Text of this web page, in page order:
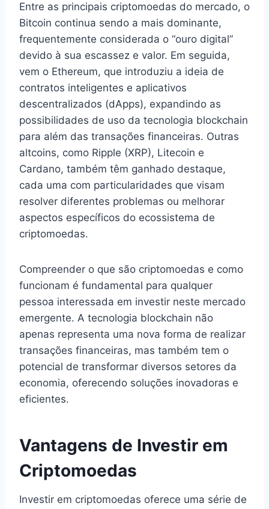
Entre as principais criptomoedas do mercado, o
Bitcoin continua sendo a mais dominante,
frequentemente considerada o “ouro digital”
devido à sua escassez e valor. Em seguida,
vem o Ethereum, que introduziu a ideia de
contratos inteligentes e aplicativos
descentralizados (dApps), expandindo as
possibilidades de uso da tecnologia blockchain
para além das transações financeiras. Outras
altcoins, como Ripple (XRP), Litecoin e
Cardano, também têm ganhado destaque,
cada uma com particularidades que visam
resolver diferentes problemas ou melhorar
aspectos específicos do ecossistema de
criptomoedas.
Compreender o que são criptomoedas e como
funcionam é fundamental para qualquer
pessoa interessada em investir neste mercado
emergente. A tecnologia blockchain não
apenas representa uma nova forma de realizar
transações financeiras, mas também tem o
potencial de transformar diversos setores da
economia, oferecendo soluções inovadoras e
eficientes.
Vantagens de Investir em
Criptomoedas
Investir em criptomoedas oferece uma série de